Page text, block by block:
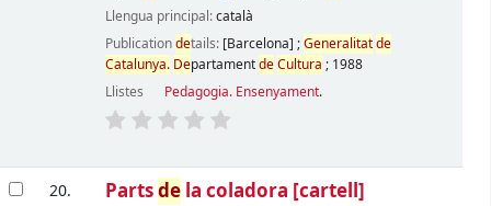
Llengua principal:català
Publicationdetails: [Barcelona] ;Generalitatde
Catalunya. DepartamentdeCultura ; 1988
Llistes
Pedagogia. Ensenyament.
20. Partsdela coladora [cartell]